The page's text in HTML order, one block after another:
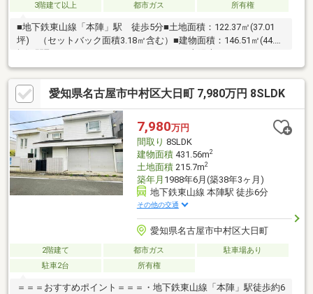
3階建て以上 都市ガス 所有権
■地下鉄東山線「本陣」駅 徒歩5分■土地面積：122.37㎡(37.01
坪) （セットバック面積3.18㎡含む）■建物面積：146.51㎡(44.31
設置■ホームエレベーター付
愛知県名古屋市中村区大日町 7,980万円 8SLDK
7,980万円
間取り 8SLDK
建物面積431.56m2
土地面積215.7m2
築年月 1988年6月(築38年3ヶ月)
地下鉄東山線 本陣駅 徒歩6分
その他の交通
愛知県名古屋市中村区大日町
2階建て 都市ガス
駐車場あり
駐車2台
所有権
＝＝＝おすすめポイント＝＝＝・地下鉄東山線「本陣」駅徒歩約6